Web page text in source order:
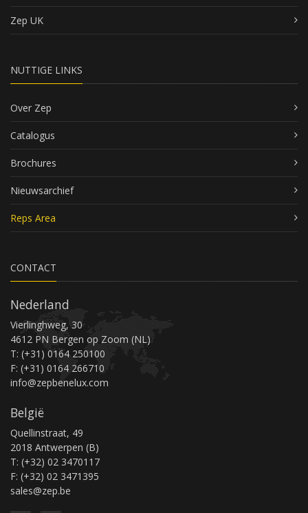
Zep UK
NUTTIGE LINKS
Over Zep
Catalogus
Brochures
Nieuwsarchief
Reps Area
CONTACT
Nederland
Vierlinghweg, 30
4612 PN Bergen op Zoom (NL)
T: (+31) 0164 250100
F: (+31) 0164 266710
info@zepbenelux.com
België
Quellinstraat, 49
2018 Antwerpen (B)
T: (+32) 02 3470117
F: (+32) 02 3471395
sales@zep.be